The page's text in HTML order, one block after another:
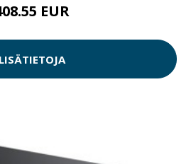
EUR
LISÄTIETOJA